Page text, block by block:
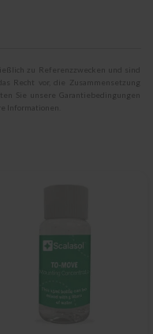
zu Referenzzwecken und sind
Recht vor, die Zusammensetzung
Sie unsere Garantiebedingungen
Informationen.